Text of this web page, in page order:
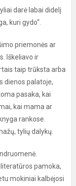
darė labai didelį
kuri gydo“.
priemonės ar
Iškeliavo ir
taip trūksta arba
dienos palatoje,
pasaka, kai
kai mama ar
rankose.
tylių dalykų.
pamoka,
mokiniai kalbėjosi